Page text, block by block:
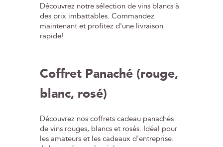
Découvrez notre sélection de vins blancs à
des prix imbattables. Commandez
maintenant et profitez d'une livraison
rapide!
Coffret Panaché (rouge,
blanc, rosé)
Découvrez nos coffrets cadeau panachés
de vins rouges, blancs et rosés. Idéal pour
les amateurs et les cadeaux d'entreprise.